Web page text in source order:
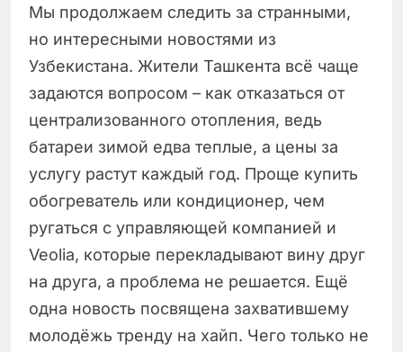
Мы продолжаем следить за странными,
но интересными новостями из
Узбекистана. Жители Ташкента всё чаще
задаются вопросом – как отказаться от
централизованного отопления, ведь
батареи зимой едва теплые, а цены за
услугу растут каждый год. Проще купить
обогреватель или кондиционер, чем
ругаться с управляющей компанией и
Veolia, которые перекладывают вину друг
на друга, а проблема не решается. Ещё
одна новость посвящена захватившему
молодёжь тренду на хайп. Чего только не